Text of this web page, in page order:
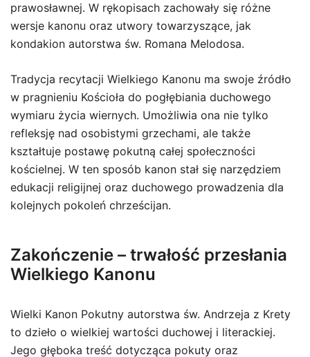
prawosławnej. W rękopisach zachowały się różne
wersje kanonu oraz utwory towarzyszące, jak
kondakion autorstwa św. Romana Melodosa.
Tradycja recytacji Wielkiego Kanonu ma swoje źródło
w pragnieniu Kościoła do pogłębiania duchowego
wymiaru życia wiernych. Umożliwia ona nie tylko
refleksję nad osobistymi grzechami, ale także
kształtuje postawę pokutną całej społeczności
kościelnej. W ten sposób kanon stał się narzędziem
edukacji religijnej oraz duchowego prowadzenia dla
kolejnych pokoleń chrześcijan.
Zakończenie – trwałość przesłania
Wielkiego Kanonu
Wielki Kanon Pokutny autorstwa św. Andrzeja z Krety
to dzieło o wielkiej wartości duchowej i literackiej.
Jego głęboka treść dotycząca pokuty oraz